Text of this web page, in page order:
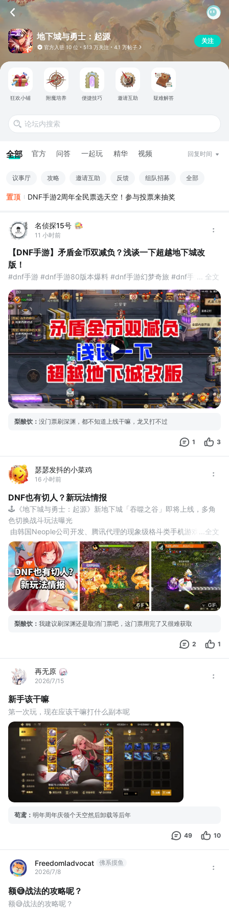
地下城与勇士：起源
官方入驻 10 位 513 万关注 4.1 万帖子
关注
狂欢小铺 附魔培养 便捷技巧 邀请互助 疑难解答
全部 官方 问答 一起玩 精华 视频 回复时间
议事厅 攻略 邀请互助 反馈 组队招募 全部
置顶 DNF手游2周年全民票选天空！参与投票来抽奖
名侦探15号
11 小时前
【DNF手游】矛盾金币双减负？浅谈一下超越地下城改
版！
#dnf手游 #dnf手游80版本爆料 #dnf手游幻梦奇旅 #dnf手游80版
本爆料
... 全文
梨酸饮 ： 没门票刷深渊，都不知道上线干嘛，龙又打不过
1 3
瑟瑟发抖的小菜鸡
16 小时前
DNF也有切人？新玩法情报
🕹《地下城与勇士：起源》新地下城「吞噬之谷」即将上线，多角
色切换战斗玩法曝光
城与勇士：起源》于近日发布版本前瞻，带来了有关于全新地下城
「吞噬之谷」的相关情报。
据了解。该玩法允许带上3个角色进行挑战，并可切换主控角色触发
援护技。能对BOSS造成高额伤害的全新“士气对抗”机制同步上线，
蓄满后可释放特殊技能。
此外，玩法BOSS具
全文
GIF GIF
梨酸饮 ： 我建议刷深渊还是取消门票吧，这门票用完了又很难获取
2 1
再无原
2026/7/15
新手该干嘛
第一次玩，现在应该干嘛打什么副本呢
荀鸢 ： 明年周年庆领个天空然后卸载等后年
49 10
FreedomIadvocat
佛系摸鱼
2026/7/8
额😅战法的攻略呢？
额😅战法的攻略呢？